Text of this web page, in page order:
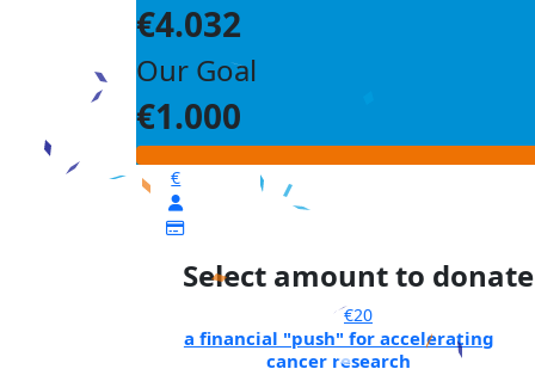
€4.032
Our Goal
€1.000
€
Select amount to donate
€20
a financial "push" for accelerating
cancer research